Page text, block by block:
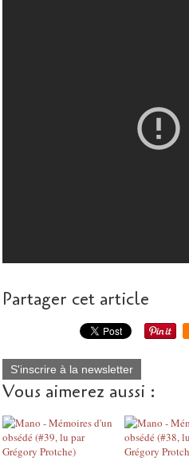
Partager cet article
S'inscrire à la newsletter
Vous aimerez aussi :